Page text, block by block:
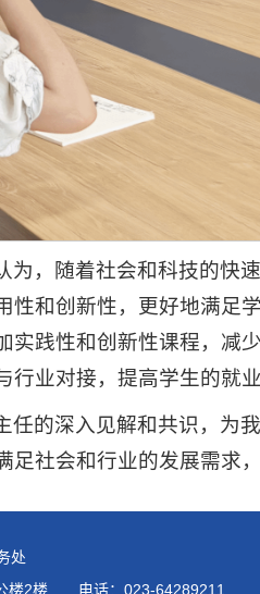
，随着社会和科技的快
和创新性，更好地满足
践性和创新性课程，减
业对接，提高学生的就业
的深入见解和共识，为
社会和行业的发展需求
处
楼2楼 电话：023-64289211